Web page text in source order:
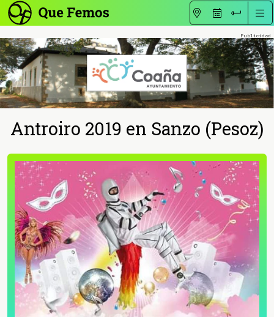
Antroiro 2019 en Sanzo (Pesoz)